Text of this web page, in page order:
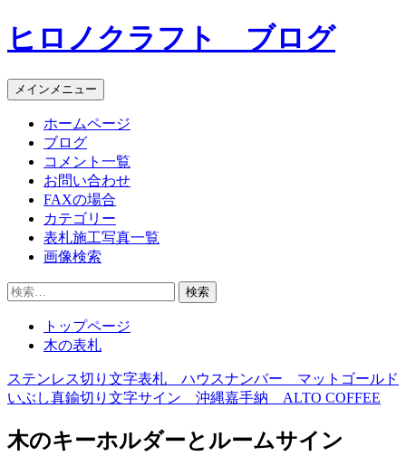
コ
ン
ン
ツ
ヒロノクラフト ブログ
メインメニュー
ホームページ
ブログ
コメント一覧
お問い合わせ
FAXの場合
カテゴリー
表札施工写真一覧
画像検索
検
トップページ
木の表札
投
稿
ナ
ステンレス切り文字表札 ハウスナンバー マットゴールド
いぶし真鍮切り文字サイン 沖縄嘉手納 ALTO COFFEE
木のキーホルダーとルームサイン